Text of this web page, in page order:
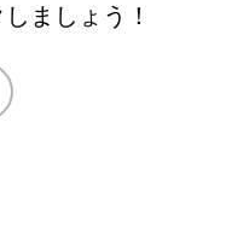
ましょう！